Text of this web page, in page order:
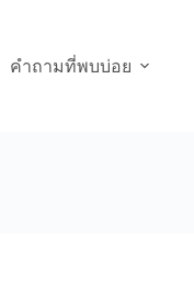
คำถามที่พบบ่อย